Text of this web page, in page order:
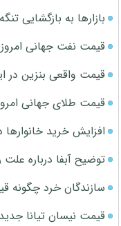
بازارها به بازگشایی
قیمت نفت جهانی امروز 1405/05/18
قیمت واقعی بنزین در
قیمت طلای جهانی امروز 18 مرداد
افزایش خرید خانوارها
توضیح آبفا درباره
سازندگان خرد چگونه
قیمت نیسان تیانا جدید